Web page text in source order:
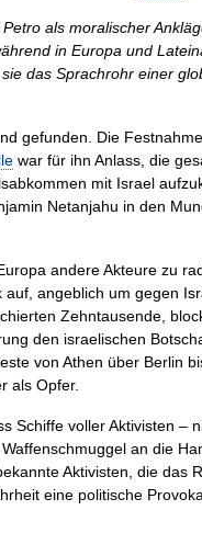
als moralischer
in Europa und
das Sprachrohr einer
gefunden. Die
war für ihn Anlass, die
mit Israel
Netanjahu in den
andere Akteure zu
angeblich um gegen
Zehntausende,
den israelischen
von Athen über Berlin
als Opfer.
Schiffe voller Aktivisten –
an die
Aktivisten, die das
eine politische